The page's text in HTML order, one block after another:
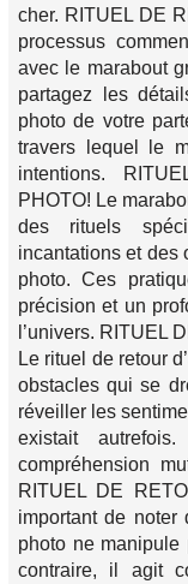
cher. RITUEL DE
processus
avec le marabout
partagez les
photo de votre
travers lequel le
intentions.
PHOTO! Le
des rituels
incantations et des
photo. Ces
précision et un
l’univers. RITUEL
Le rituel de retour
obstacles qui se
réveiller les
existait
compréhension
RITUEL DE
important de noter
photo ne manipule
contraire, il agit